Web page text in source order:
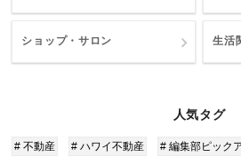
ショップ・サロン 生活
人気タグ
# 不動産 # ハワイ不動産 # 編集部ピック